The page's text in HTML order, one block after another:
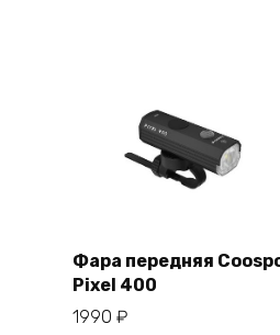
Фара передняя
Pixel 400
1990 ₽